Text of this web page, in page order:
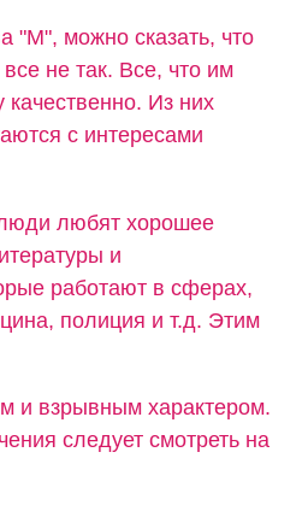
"М", можно сказать, что
не так. Все, что им
качественно. Из них
с интересами
любят хорошее
и
работают в сферах,
полиция и т.д. Этим
и взрывным характером.
следует смотреть на